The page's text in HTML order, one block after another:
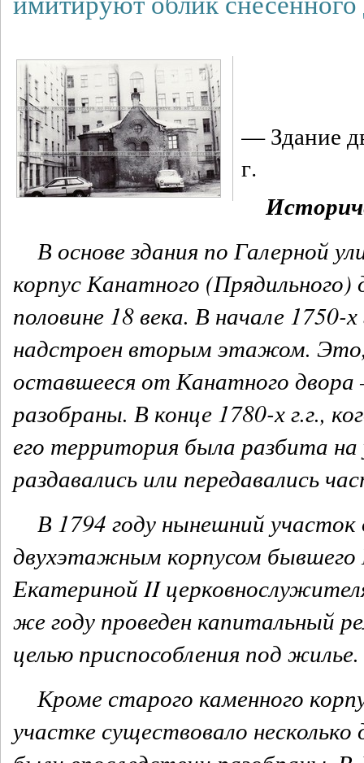
— Здание
г.
В основе здания по Галерной
корпус Канатного
половине 18 века. В начале 1750-
надстроен вторым этажом. Это,
оставшееся от Канатного двора
разобраны. В конце 1780-х г.г.,
его территория была разбита
раздавались или передавались
В 1794 году нынешний
двухэтажным корпусом бывшего
Екатериной II
же году проведен капитальный
целью приспособления под жилье.
Кроме старого каменного
участке существовало